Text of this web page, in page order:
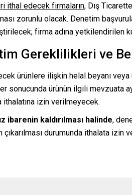
ithal edecek firmaların, Dış
zorunlu olacak. Denetim
firma adına yetkilendirilen
Gereklilikleri ve
ürünlere ilişkin helal beyanı
sonucunda ürünün ilgili mevzuata
ithalatına izin verilmeyecek.
ibarenin kaldırılması halinde,
çıkarılması durumunda ithalata izin